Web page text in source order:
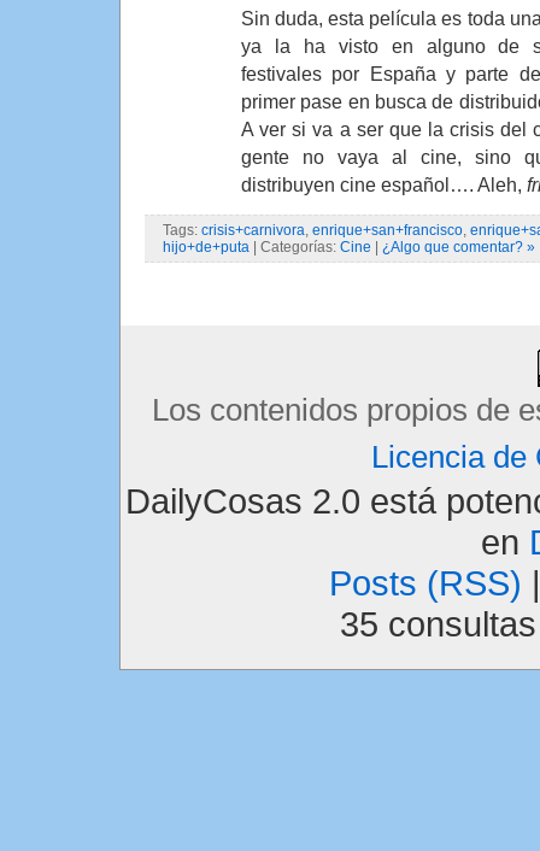
Sin duda, esta película es toda
ya la ha visto en alguno de
festivales por España y parte
primer pase en busca de
A ver si va a ser que la crisis del
gente no vaya al cine, sino
distribuyen cine español…. Aleh,
Tags: crisis+carnivora, enrique+san+francisco,
hijo+de+puta | Categorías: Cine ¿Algo que comentar? »
Los contenidos propios de
Licencia de
DailyCosas 2.0 está
en
Posts (RSS)
35